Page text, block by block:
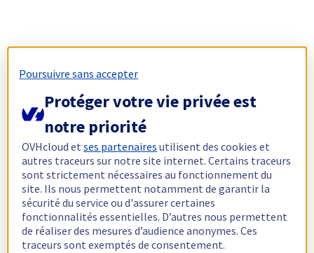
Poursuivre sans accepter
Protéger votre vie privée est
notre priorité
OVHcloud etses partenaires utilisent des cookies et
autres traceurs sur notre site internet. Certains traceurs
sont strictement nécessaires au fonctionnement du
site. Ils nous permettent notamment de garantir la
sécurité du service ou d'assurer certaines
fonctionnalités essentielles. D’autres nous permettent
de réaliser des mesures d’audience anonymes. Ces
traceurs sont exemptés de consentement.